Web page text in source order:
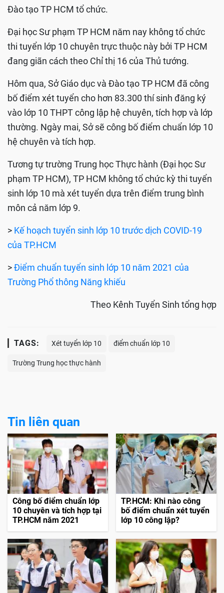
Đào tạo TP HCM tổ chức.
Đại học Sư phạm TP HCM năm nay không tổ chức
thi tuyển lớp 10 chuyên trực thuộc này bởi TP HCM
đang giãn cách theo Chỉ thị 16 của Thủ tướng.
Hôm qua, Sở Giáo dục và Đào tạo TP HCM đã công
bố điểm xét tuyển cho hơn 83.300 thí sinh đăng ký
vào lớp 10 THPT công lập hệ chuyên, tích hợp và lớp
thường. Ngày mai, Sở sẽ công bố điểm chuẩn lớp 10
hệ chuyên và tích hợp.
Tương tự trường Trung học Thực hành (Đại học Sư
phạm TP HCM), TP HCM không tổ chức kỳ thi tuyển
sinh lớp 10 mà xét tuyển dựa trên điểm trung bình
môn cả năm lớp 9.
> Kế hoạch tuyển sinh lớp 10 trước dịch COVID-19
của TP.HCM
>Điểm chuẩn tuyển sinh lớp 10 năm 2021 của
Trường Phổ thông Năng khiếu
Theo Kênh Tuyển Sinh tổng hợp
TAGS: Xét tuyển lớp 10 điểm chuẩn lớp 10
Trường Trung học thực hành
Tin liên quan
Công bố điểm chuẩn lớp
10 chuyên và tích hợp tại
TP.HCM năm 2021
TP.HCM: Khi nào công
bố điểm chuẩn xét tuyển
lớp 10 công lập?